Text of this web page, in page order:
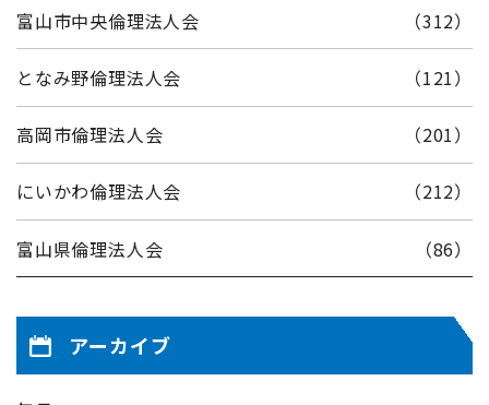
富山市中央倫理法人会 （312）
となみ野倫理法人会 （121）
高岡市倫理法人会 （201）
にいかわ倫理法人会 （212）
富山県倫理法人会 （86）
アーカイブ